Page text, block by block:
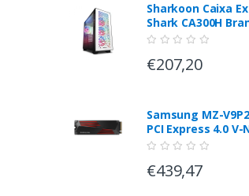
Sharkoon Caixa
Shark CA300H
€207,20
Samsung MZ-
PCI Express 4.0 V-
€439,47